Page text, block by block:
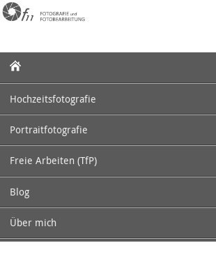
Zum
Inhalt
Zum
Inhalt
Hochzeitsfotografie
Portraitfotografie
Freie Arbeiten (TfP)
Blog
Über mich